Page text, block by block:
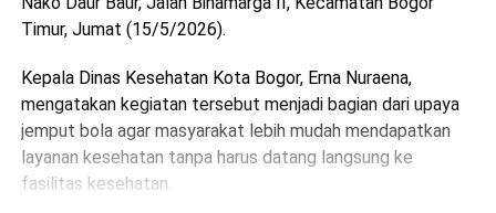
Timur, Jumat (15/5/2026).
Kepala Dinas Kesehatan Kota Bogor, Erna Nuraena,
mengatakan kegiatan tersebut menjadi bagian dari upaya
jemput bola agar masyarakat lebih mudah mendapatkan
layanan kesehatan tanpa harus datang langsung ke
fasilitas kesehatan.